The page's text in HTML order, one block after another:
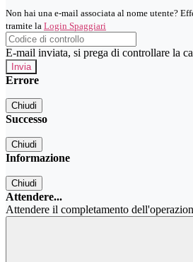
Non hai una e-mail associata al nome utente?
tramite la Login Spaggiari
E-mail inviata, si prega di controllare la
Errore
Chiudi
Successo
Chiudi
Informazione
Chiudi
Attendere...
Attendere il completamento